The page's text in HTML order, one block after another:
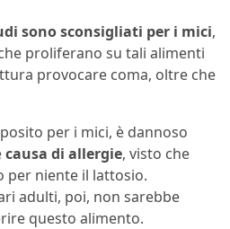
sono sconsigliati per i mici,
proliferano su tali alimenti
provocare coma, oltre che
per i mici, è dannoso
causa di allergie, visto che
niente il lattosio.
adulti, poi, non sarebbe
questo alimento.